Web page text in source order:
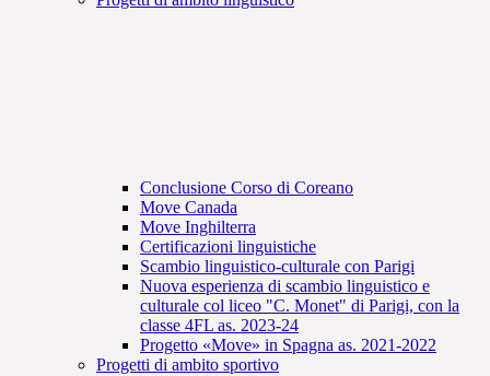
Conclusione Corso di Coreano
Move Canada
Move Inghilterra
Certificazioni linguistiche
Scambio linguistico-culturale con Parigi
Nuova esperienza di scambio linguistico e
culturale col liceo "C. Monet" di Parigi, con la
classe 4FL as. 2023-24
Progetto «Move» in Spagna as. 2021-2022
Progetti di ambito sportivo